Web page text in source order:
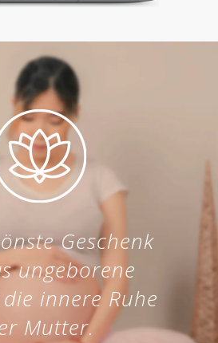
Geschenk
ungeborene
innere Ruhe
Mutter.